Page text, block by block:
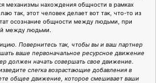
механизмы нахождения общности в рамках
так, этот человек делает вот так, что-то из
осознание общности между людьми, при
между людьми.
Повернитесь так, чтобы вы и ваш партнер
ваше первоначальное ресурсное движение
должен начать совершать свое движение.
слегка возрастающие добавления в
общее движение, которое смешивает ваши